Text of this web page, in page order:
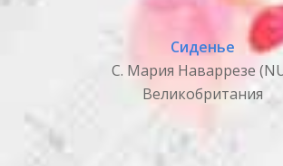
Сиденье
С. Мария Наваррезе
Великобритания